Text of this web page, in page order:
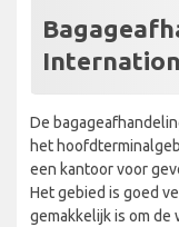
De
het
een kantoor voor
Het gebied is goed
gemakkelijk is om de